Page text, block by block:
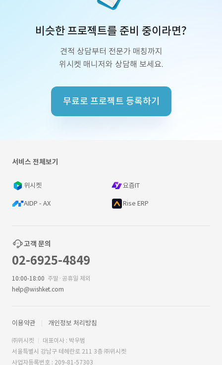
비슷한 프로젝트를 준비 중이라면?
견적 상담부터 전문가 매칭까지
위시켓 매니저와 상담해 보세요.
무료로 프로젝트 등록하기
서비스 전체보기
위시켓 요즘IT
AIDP - AX Rise ERP
고객 문의
02-6925-4849
10:00-18:00 주말·공휴일 제외
help@wishket.com
이용약관 개인정보 처리방침
㈜위시켓
대표이사 : 박우범
서울특별시 강남구 테헤란로 211 3층 ㈜위시켓
사업자등록번호 : 209-81-57303